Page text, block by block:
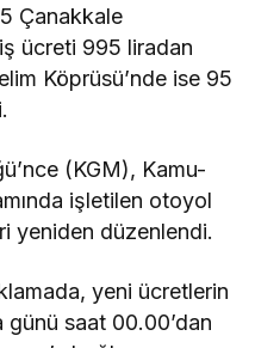
Çanakkale
ücreti 995 liradan
Köprüsü’nde ise 95
(KGM), Kamu-
işletilen otoyol
yeniden düzenlendi.
yeni ücretlerin
saat 00.00’dan